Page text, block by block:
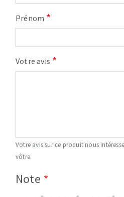
Prénom
Votre avis
Votre avis sur ce produit nous
vôtre.
Note